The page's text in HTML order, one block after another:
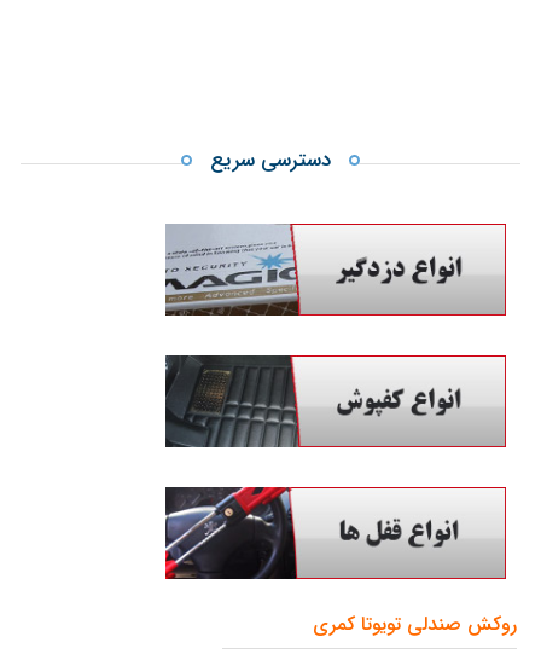
دسترسی سریع
روکش صندلی تویوتا کمری